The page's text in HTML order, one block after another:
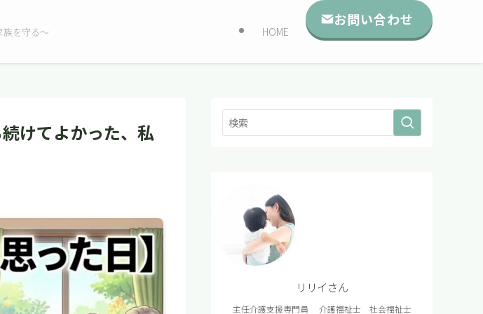
を守る〜 HOME
お問い合わせ
けてよかった、私
リリイさん
主任介護支援専門員 介護福祉士 社会福祉士